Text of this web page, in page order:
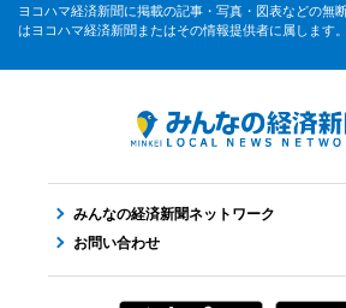
ヨコハマ経済新聞に掲載の記事・写真・図表などの無
はヨコハマ経済新聞またはその情報提供者に属します。
みんなの経済新聞ネットワーク
お問い合わせ